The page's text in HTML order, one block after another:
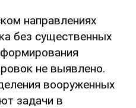
направлениях
без существенных
не выявлено.
вооруженных
задачи в